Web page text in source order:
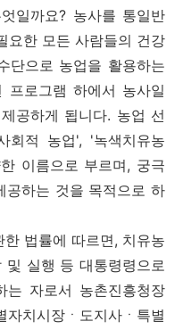
일까요? 농사를 통일반
요한 모든 사람들의 건강
단으로 농업을 활용하는
프로그램 하에서 농사일
공하게 됩니다. 농업 선
회적 농업', '녹색치유농
이름으로 부르며, 궁극
공하는 것을 목적으로 하
법률에 따르면, 치유농
및 실행 등 대통령령으로
는 자로서 농촌진흥청장
치시장ㆍ도지사ㆍ특별